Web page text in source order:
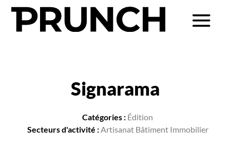
Signarama
Catégories : Édition
Secteurs d'activité :Artisanat Bâtiment Immobilier